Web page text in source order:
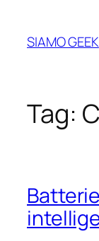
contenuto
SIAMO GEEK
Tag: